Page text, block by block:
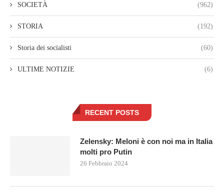
SOCIETÀ (962)
STORIA (192)
Storia dei socialisti (60)
ULTIME NOTIZIE (6)
RECENT POSTS
Zelensky: Meloni è con noi ma in Italia
molti pro Putin
26 Febbraio 2024